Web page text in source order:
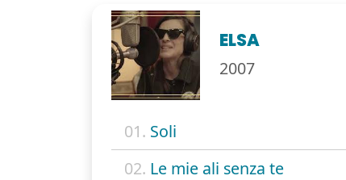
ELSA
2007
01. Soli
02. Le mie ali senza te